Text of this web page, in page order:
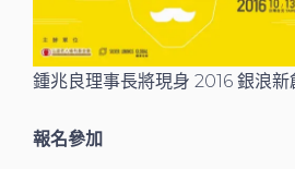
鍾兆良理事長將現身 2016 銀浪新
報名參加